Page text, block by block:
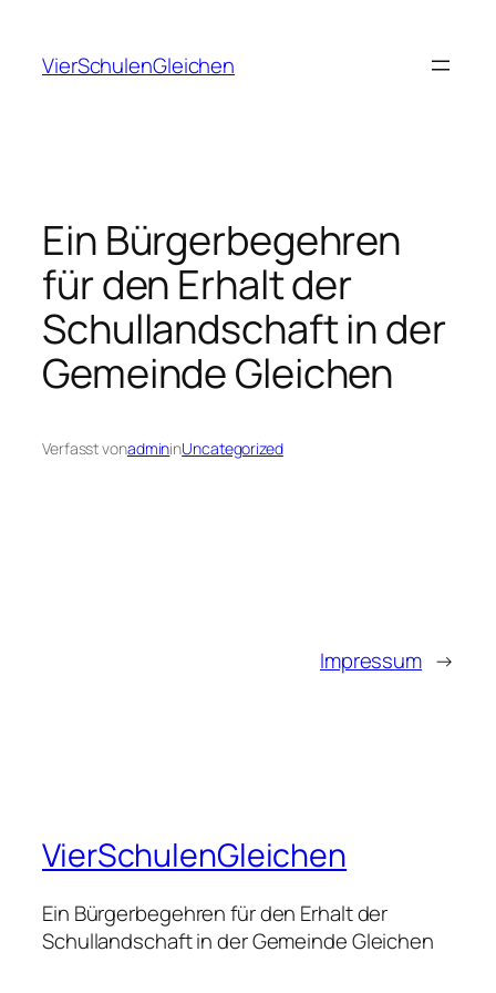
springen
VierSchulenGleichen
Ein Bürgerbegehren
für den Erhalt der
Schullandschaft in der
Gemeinde Gleichen
Verfasst vonadmininUncategorized
Impressum →
VierSchulenGleichen
Ein Bürgerbegehren für den Erhalt der
Schullandschaft in der Gemeinde Gleichen